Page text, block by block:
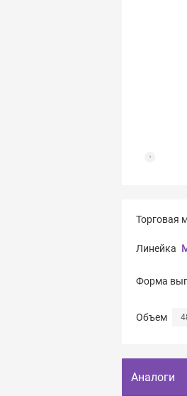
Торговая
Линейка
Форма
Объем
Аналоги